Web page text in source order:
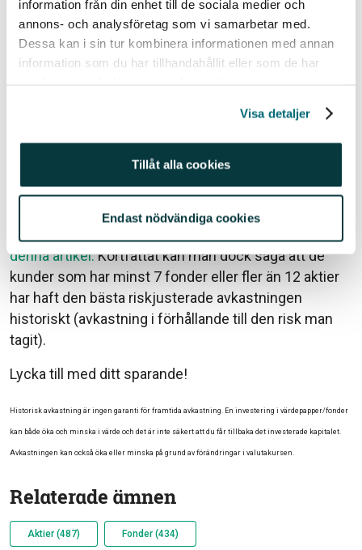
information från din enhet till de sociala medier och
annons- och analysföretag som vi samarbetar med.
Dessa kan i sin tur kombinera informationen med annan
information som du har tillhandahållit eller som de har
Visa detaljer
Tillåt alla cookies
Endast nödvändiga cookies
nivån så är det mer fördelaktigt med ett
Investeringssparkonto eller en Kapitalförsäkring.
Som grädde på moset slipper du deklarera dina
aktieaffärer på deklarationen. Däremot betalas
gått upp eller ned under året, eftersom skatten
4. Hur många värdepapper ska jag ha?
När vi tittar på våra kunders sparande så ser vi att det
finns ett samband mellan riskspridning och
denna artikel.Kortfattat kan man dock säga att de
kunder som har minst 7 fonder eller fler än 12 aktier
har haft den bästa riskjusterade avkastningen
historiskt (avkastning i förhållande till den risk man
tagit).
Lycka till med ditt sparande!
Historisk avkastning är ingen garanti för framtida avkastning. En investering i värdepapper/fonder
kan både öka och minska i värde och det är inte säkert att du får tillbaka det investerade kapitalet.
Avkastningen kan också öka eller minska på grund av förändringar i valutakursen.
Relaterade ämnen
Aktier (487) Fonder (434)